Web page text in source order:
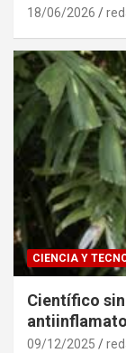
18/06/2026
CIENCIA Y
Científico
09/12/2025